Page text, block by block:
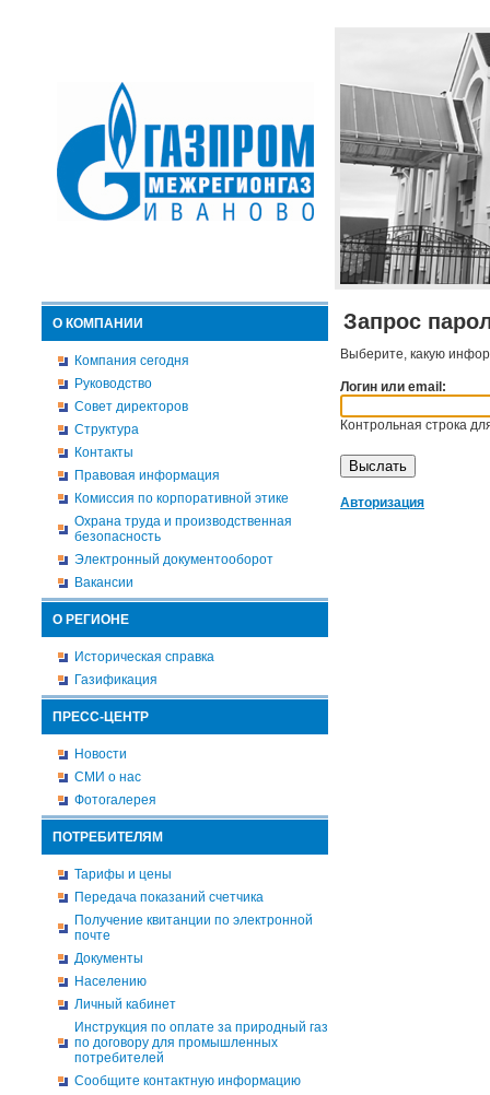
О КОМПАНИИ
Компания сегодня
Руководство
Совет директоров
Структура
Контакты
Правовая информация
Комиссия по корпоративной этике
Охрана труда и производственная
безопасность
Электронный документооборот
Вакансии
О РЕГИОНЕ
Историческая справка
Газификация
ПРЕСС-ЦЕНТР
Новости
СМИ о нас
Фотогалерея
ПОТРЕБИТЕЛЯМ
Тарифы и цены
Передача показаний счетчика
Получение квитанции по электронной
почте
Документы
Населению
Личный кабинет
Инструкция по оплате за природный газ
по договору для промышленных
потребителей
Сообщите контактную информацию
Запрос
Выберите, какую
Логин или email:
Контрольная строка
Авторизация